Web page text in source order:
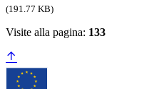
(191.77 KB)
Visite alla pagina: 133